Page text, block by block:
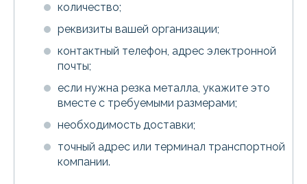
количество;
реквизиты вашей организации;
контактный телефон, адрес электронной
почты;
если нужна резка металла, укажите это
вместе с требуемыми размерами;
необходимость доставки;
точный адрес или терминал транспортной
компании.